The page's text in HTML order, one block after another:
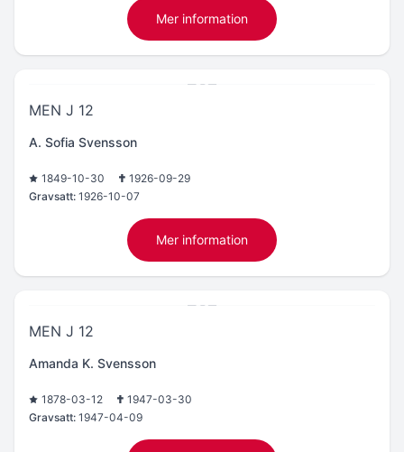
Mer information
MEN J 12
A. Sofia Svensson
1849-10-30
1926-09-29
Gravsatt: 1926-10-07
Mer information
MEN J 12
Amanda K. Svensson
1878-03-12
1947-03-30
Gravsatt: 1947-04-09